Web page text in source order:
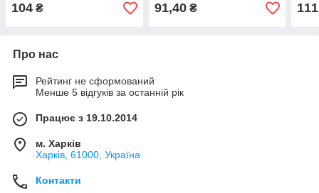
104 ₴ 91,40₴
Про нас
Рейтинг не сформований
Менше 5 відгуків за останній рік
Працює з 19.10.2014
м. Харків
Харків, 61000, Україна
Контакти